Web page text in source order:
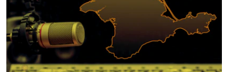
пошуку
ІНТЕРВ'Ю
ВСЕ ЗА ДЕНЬ
СПЕЦПРОЕКТИ
ДЕПОРТАЦІЯ
ЯК ОБІЙТИ БЛОКУВАННЯ